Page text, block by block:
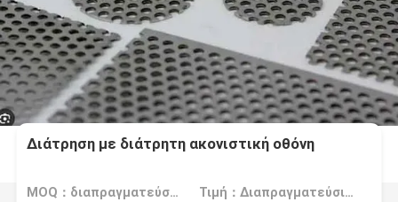
Διάτρηση με διάτρητη ακονιστική οθόνη
MOQ：διαπραγματεύσιμα Τιμή：Διαπραγματεύσιμα